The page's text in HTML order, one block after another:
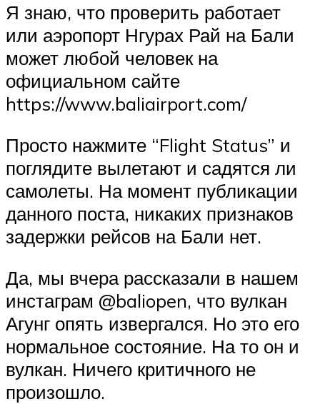
Я знаю, что проверить работает
или аэропорт Нгурах Рай на Бали
может любой человек на
официальном сайте
https://www.baliairport.com/
Просто нажмите “Flight Status” и
поглядите вылетают и садятся ли
самолеты. На момент публикации
данного поста, никаких признаков
задержки рейсов на Бали нет. ⠀
Да, мы вчера рассказали в нашем
инстаграм @baliopen, что вулкан
Агунг опять извергался. Но это его
нормальное состояние. На то он и
вулкан. Ничего критичного не
произошло.